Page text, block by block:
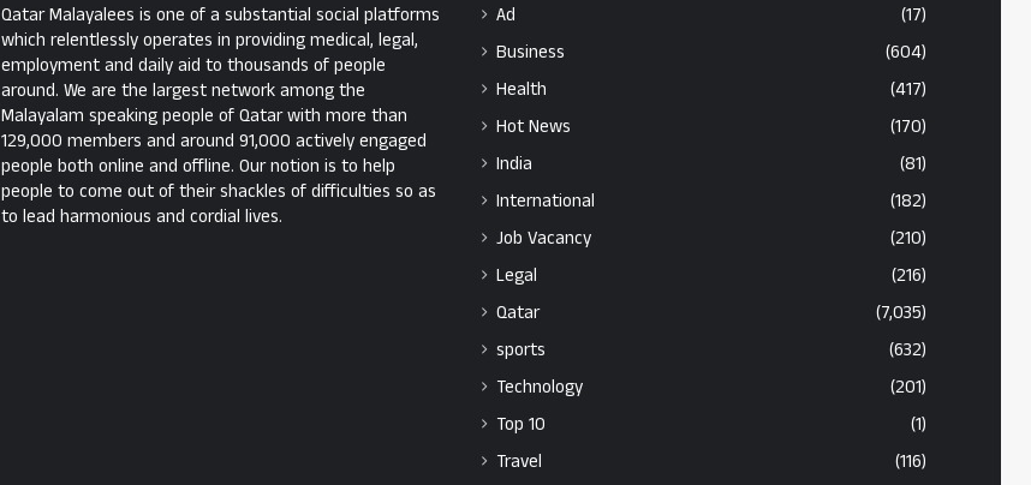
Qatar Malayalees is one of a substantial social platforms
which relentlessly operates in providing medical, legal,
employment and daily aid to thousands of people
around. We are the largest network among the
Malayalam speaking people of Qatar with more than
129,000 members and around 91,000 actively engaged
people both online and offline. Our notion is to help
people to come out of their shackles of difficulties so as
to lead harmonious and cordial lives.
Ad
(17)
Business
(604)
Health
(417)
Hot News
(170)
India
(81)
International
(182)
Job Vacancy
(210)
Legal
(216)
Qatar
(7,035)
sports
(632)
Technology
(201)
Top 10
(1)
Travel
(116)